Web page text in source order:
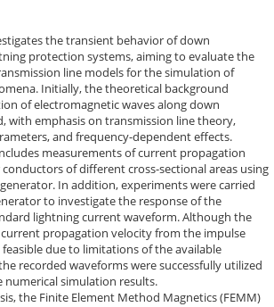
the transient behavior of down
protection systems, aiming to evaluate the
line models for the simulation of
Initially, the theoretical background
of electromagnetic waves along down
with emphasis on transmission line theory,
and frequency-dependent effects.
measurements of current propagation
of different cross-sectional areas using
In addition, experiments were carried
to investigate the response of the
lightning current waveform. Although the
propagation velocity from the impulse
due to limitations of the available
recorded waveforms were successfully utilized
simulation results.
the Finite Element Method Magnetics (FEMM)